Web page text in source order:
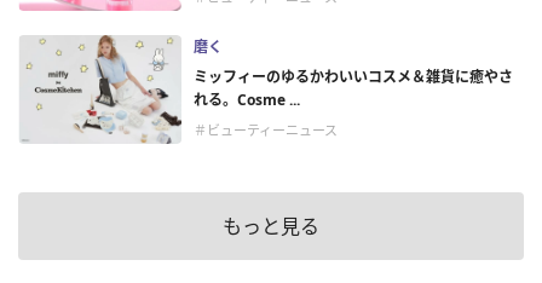
磨く
ミッフィーのゆるかわいいコスメ＆雑貨に癒やさ
れる。Cosme ...
＃ビューティーニュース
もっと見る